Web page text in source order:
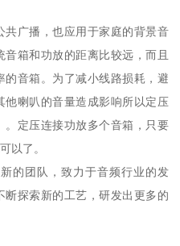
共广播，也应用于家庭的背景音
箱和功放的距离比较远，而且
音箱。为了减小线路损耗，避
喇叭的音量造成影响所以定压
定压连接功放多个音箱，只要
以了。
的团队，致力于音频行业的发
断探索新的工艺，研发出更多的